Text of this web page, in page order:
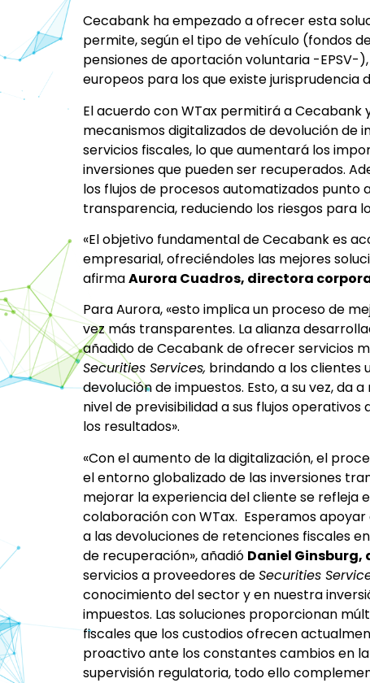
Cecabank ha empezado a ofrecer esta
permite, según el tipo de vehículo (fondos
pensiones de aportación voluntaria -
europeos para los que existe jurisprudencia
El acuerdo con WTax permitirá a
mecanismos digitalizados de devolución de
servicios fiscales, lo que aumentará los
inversiones que pueden ser recuperados.
los flujos de procesos automatizados punto
transparencia, reduciendo los riesgos para
«El objetivo fundamental de Cecabank es
empresarial, ofreciéndoles las mejores
afirmaAurora Cuadros, directora
Para Aurora, «esto implica un proceso de
vez más transparentes. La alianza
añadido de Cecabank de ofrecer servicios
Securities Services, brindando a los clientes
devolución de impuestos. Esto, a su vez, da
nivel de previsibilidad a sus flujos
los resultados».
«Con el aumento de la digitalización, el
el entorno globalizado de las inversiones
mejorar la experiencia del cliente se refleja
colaboración con WTax. Esperamos
a las devoluciones de retenciones fiscales
de recuperación», añadió Daniel Ginsburg,
servicios a proveedores deSecurities
conocimiento del sector y en nuestra
impuestos. Las soluciones proporcionan
fiscales que los custodios ofrecen
proactivo ante los constantes cambios en
supervisión regulatoria, todo ello